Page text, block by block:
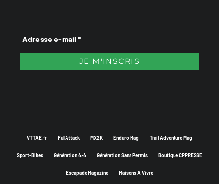
VTTAE.fr FullAttack MX2K Enduro Mag Trail Adventure Mag
Sport-Bikes Génération 4×4 Génération Sans Permis Boutique CPPRESSE
Escapade Magazine Maisons A Vivre